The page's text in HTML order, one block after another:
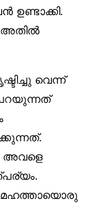
അതിൽ
വെന്ന്
അവളെ
മഹത്തായൊരു